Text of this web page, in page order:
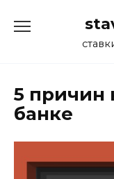
5 причин
банке